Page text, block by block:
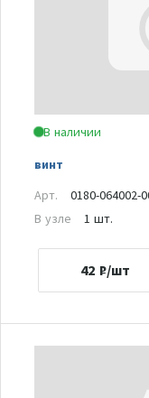
В наличии
винт
Арт.
0180-064002-
В узле
1 шт.
42 ₽/шт